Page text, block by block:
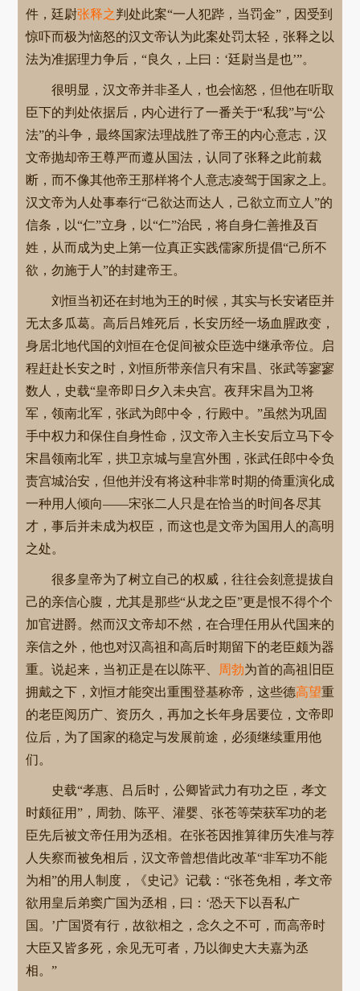
件，廷尉张释之判处此案“一人犯跸，当罚金”，因受到
惊吓而极为恼怒的汉文帝认为此案处罚太轻，张释之以
法为准据理力争后，“良久，上曰：‘廷尉当是也’”。
很明显，汉文帝并非圣人，也会恼怒，但他在听取
臣下的判处依据后，内心进行了一番关于“私我”与“公
法”的斗争，最终国家法理战胜了帝王的内心意志，汉
文帝抛却帝王尊严而遵从国法，认同了张释之此前裁
断，而不像其他帝王那样将个人意志凌驾于国家之上。
汉文帝为人处事奉行“己欲达而达人，己欲立而立人”的
信条，以“仁”立身，以“仁”治民，将自身仁善推及百
姓，从而成为史上第一位真正实践儒家所提倡“己所不
欲，勿施于人”的封建帝王。
刘恒当初还在封地为王的时候，其实与长安诸臣并
无太多瓜葛。高后吕雉死后，长安历经一场血腥政变，
身居北地代国的刘恒在仓促间被众臣选中继承帝位。启
程赶赴长安之时，刘恒所带亲信只有宋昌、张武等寥寥
数人，史载“皇帝即日夕入未央宫。夜拜宋昌为卫将
军，领南北军，张武为郎中令，行殿中。”虽然为巩固
手中权力和保住自身性命，汉文帝入主长安后立马下令
宋昌领南北军，拱卫京城与皇宫外围，张武任郎中令负
责宫城治安，但他并没有将这种非常时期的倚重演化成
一种用人倾向——宋张二人只是在恰当的时间各尽其
才，事后并未成为权臣，而这也是文帝为国用人的高明
之处。
很多皇帝为了树立自己的权威，往往会刻意提拔自
己的亲信心腹，尤其是那些“从龙之臣”更是恨不得个个
加官进爵。然而汉文帝却不然，在合理任用从代国来的
亲信之外，他也对汉高祖和高后时期留下的老臣颇为器
重。说起来，当初正是在以陈平、
周勃为首的高祖旧臣
拥戴之下，刘恒才能突出重围登基称帝，这些德高望重
的老臣阅历广、资历久，再加之长年身居要位，文帝即
位后，为了国家的稳定与发展前途，必须继续重用他
们。
史载“孝惠、吕后时，公卿皆武力有功之臣，孝文
时颇征用”，周勃、陈平、灌婴、张苍等荣获军功的老
臣先后被文帝任用为丞相。在张苍因推算律历失准与荐
人失察而被免相后，汉文帝曾想借此改革“非军功不能
为相”的用人制度，《史记》记载：“张苍免相，孝文帝
欲用皇后弟窦广国为丞相，曰：‘恐天下以吾私广
国。’广国贤有行，故欲相之，念久之不可，而高帝时
大臣又皆多死，余见无可者，乃以御史大夫嘉为丞
相。”